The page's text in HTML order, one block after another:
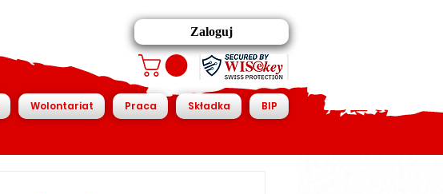
Zaloguj
Wolontariat Praca Składka BIP